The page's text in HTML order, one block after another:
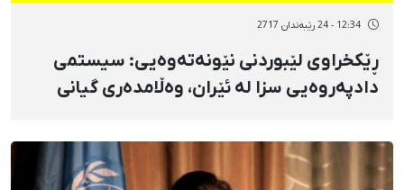
12:34 - 24 رێبەندان 2717
ڕێکخراوی لێبوردنی نێونەتەوەیی: سیستمی
دادپەروەیی سزا لە ئێران، وەڵامدەری گیانی